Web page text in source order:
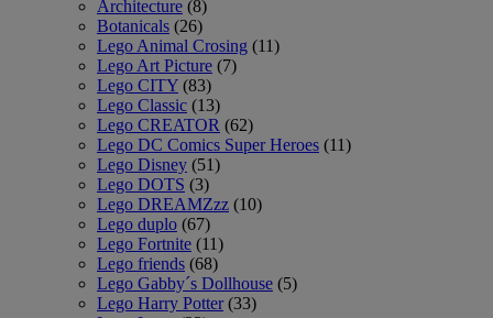
Architecture (8)
Botanicals (26)
Lego Animal Crosing (11)
Lego Art Picture (7)
Lego CITY (83)
Lego Classic (13)
Lego CREATOR (62)
Lego DC Comics Super Heroes (11)
Lego Disney (51)
Lego DOTS (3)
Lego DREAMZzz (10)
Lego duplo (67)
Lego Fortnite (11)
Lego friends (68)
Lego Gabby´s Dollhouse (5)
Lego Harry Potter (33)